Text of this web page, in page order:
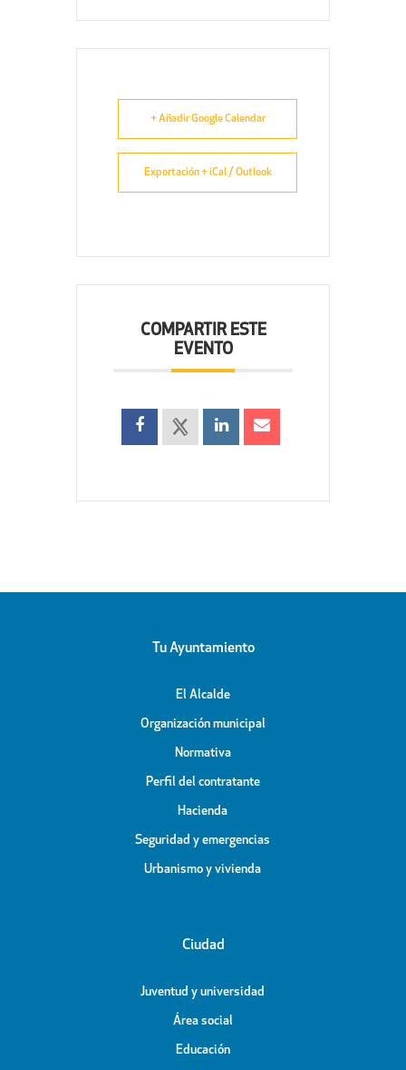
+ Añadir Google Calendar
Exportación + iCal / Outlook
COMPARTIR ESTE
EVENTO
Tu Ayuntamiento
El Alcalde
Organización municipal
Normativa
Perfil del contratante
Hacienda
Seguridad y emergencias
Urbanismo y vivienda
Ciudad
Juventud y universidad
Área social
Educación